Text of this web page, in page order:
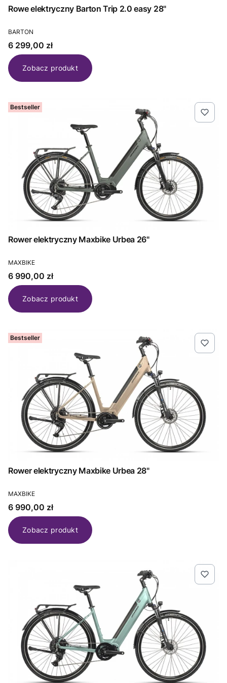
Rowe elektryczny Barton Trip 2.0 easy 28"
PRODUCENT
BARTON
Cena
6 299,00 zł
Zobacz produkt
Bestseller
Rower elektryczny Maxbike Urbea 26"
PRODUCENT
MAXBIKE
Cena
6 990,00 zł
Zobacz produkt
Bestseller
Rower elektryczny Maxbike Urbea 28"
PRODUCENT
MAXBIKE
Cena
6 990,00 zł
Zobacz produkt